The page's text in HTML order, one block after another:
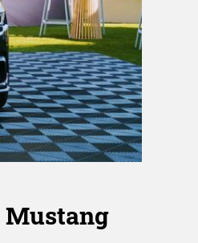
Mustang